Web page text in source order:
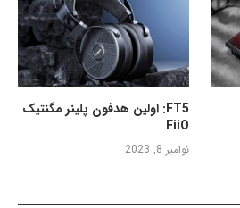
FT5: اولین هدفون پلینر مگنتیک
FiiO
نوامبر 8, 2023